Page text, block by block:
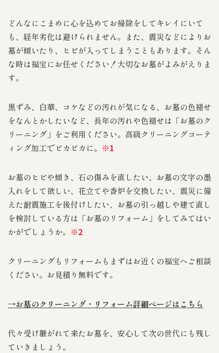
どんなにこまめに心を込めてお掃除をしてキレイにいて
も、経年劣化は避けられません。また、震災などによりお
墓が傾いたり、ヒビが入ってしまうこともあります。そん
な時は福宝にお任せください！大切なお墓がよみがえりま
す。
黒ずみ、白華、コケなどの汚れが気になる、お墓の色褪せ
をなんとかしたいなど、長年の汚れや色褪せは「お墓のク
リーニング」をご利用ください。高級クリーニングコーテ
ィング加工でピカピカに。 ※1
お墓のヒビや傾き、石の傷みを直したい、お墓の文字の墨
入れをして欲しい、花立てや香炉を交換したい、震災に備
えた耐震施工を後付けしたい、お墓の引っ越しや建て直し
を検討している方は「お墓のリフォーム」をしてみてはい
かがでしょうか。 ※2
クリーニングもリフォームもまずはお近くの福宝へご相談
ください。お見積り無料です。
→お墓のクリーニング・リフォーム詳細ページはこちら
代々受け継がれて来たお墓を、安心して次の世代にも残し
ていきましょう。